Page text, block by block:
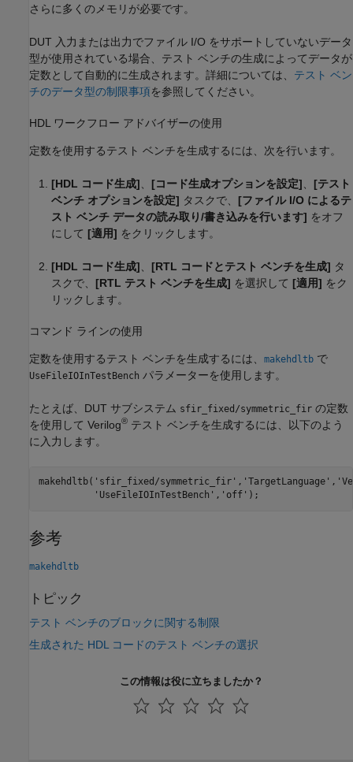
さらに多くのメモリが必要です。
DUT 入力または出力でファイル I/O をサポートしていないデータ
型が使用されている場合、テスト ベンチの生成によってデータが
定数として自動的に生成されます。詳細については、 テスト ベン
チのデータ型の制限事項を参照してください。
HDL ワークフロー アドバイザーの使用
定数を使用するテスト ベンチを生成するには、次を行います。
[HDL コード生成] [コード生成オプションを設定]
[テスト
ベンチ オプションを設定] タスクで、 [ファイル I/O によるテ
スト ベンチ データの読み取り/書き込みを行います] をオフ
にして [適用] をクリックします。
[HDL コード生成] [RTL コードとテスト ベンチを生成] タ
スクで、 [RTL テスト ベンチを生成] を選択して [適用] をク
リックします。
コマンド ラインの使用
定数を使用するテスト ベンチを生成するには、 makehdltb で
UseFileIOInTestBench パラメーターを使用します。
たとえば、DUT サブシステム sfir_fixed/symmetric_fir の定数
を使用して Verilog® テスト ベンチを生成するには、以下のよう
に入力します。
makehdltb( 'sfir_fixed/symmetric_fir' , 'TargetLanguage' ,
'UseFileIOInTestBench' , 'off' );
参考
makehdltb
トピック
テスト ベンチのブロックに関する制限
生成された HDL コードのテスト ベンチの選択
この情報は役に立ちましたか？